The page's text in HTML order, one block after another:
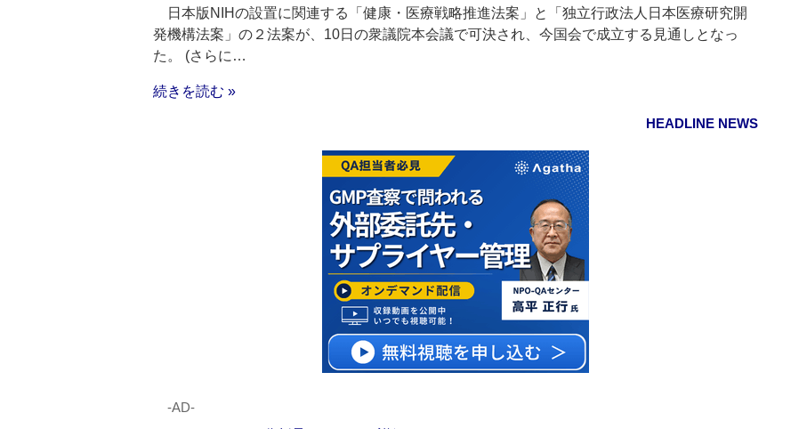
日本版NIHの設置に関連する「健康・医療戦略推進法案」と「独立行政法人日本医療研究開
発機構法案」の２法案が、10日の衆議院本会議で可決され、今国会で成立する見通しとなっ
た。 (さらに…
続きを読む »
HEADLINE NEWS
‐AD‐